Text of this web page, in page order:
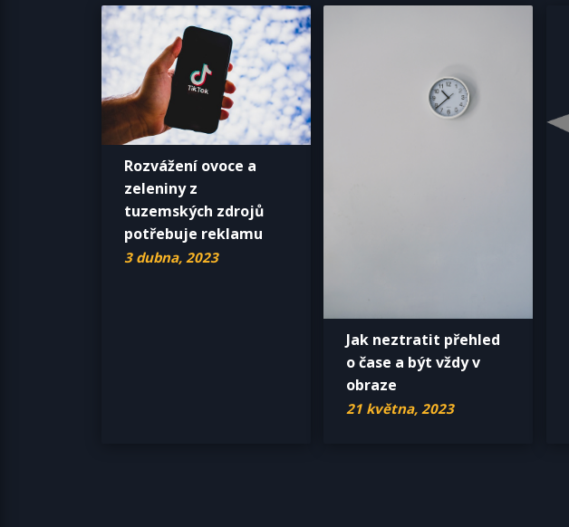
Rozvážení ovoce a
zeleniny z
tuzemských zdrojů
potřebuje reklamu
3 dubna, 2023
Jak neztratit přehled
o čase a být vždy v
obraze
21 května, 2023